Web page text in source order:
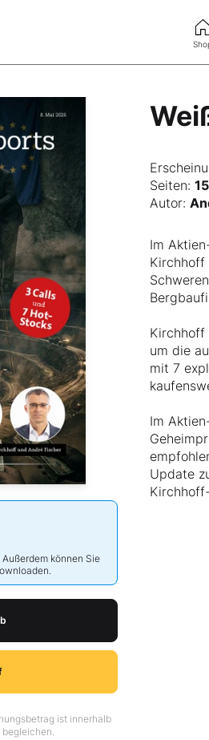
können Sie
ist innerhalb
Seiten:15
Autor:
Im
Kirchhoff
Kirchhoff
um die
mit 7
Im
Update